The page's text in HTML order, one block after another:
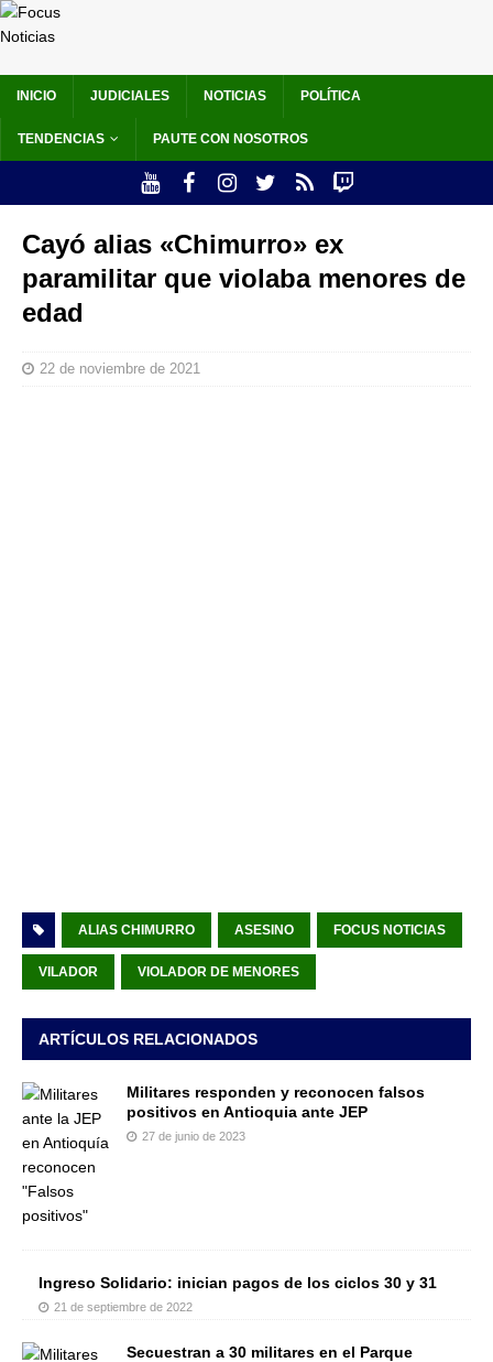
INICIO JUDICIALES NOTICIAS POLÍTICA
TENDENCIAS PAUTE CON NOSOTROS
Cayó alias «Chimurro» ex
paramilitar que violaba menores de
edad
22 de noviembre de 2021
ALIAS CHIMURRO ASESINO FOCUS NOTICIAS
VILADOR VIOLADOR DE MENORES
ARTÍCULOS RELACIONADOS
Militares responden y reconocen falsos
positivos en Antioquia ante JEP
27 de junio de 2023
Ingreso Solidario: inician pagos de los ciclos 30 y 31
21 de septiembre de 2022
Secuestran a 30 militares en el Parque